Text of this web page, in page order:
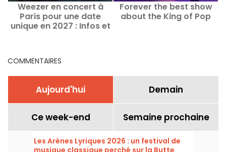
Weezer en concert à
Paris pour une date
unique en 2027 : Infos et
Forever the best show
about the King of Pop
COMMENTAIRES
Aujourd'hui Demain
Ce week-end Semaine prochaine
Les Arènes Lyriques 2026 : un festival de
musique classique perché sur la Butte